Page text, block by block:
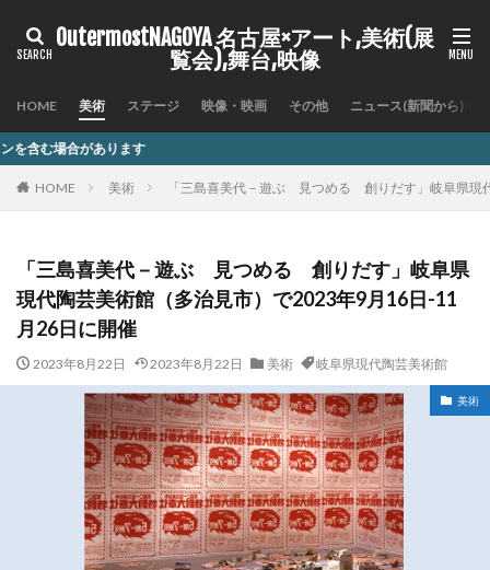
OutermostNAGOYA 名古屋×アート,美術(展
覧会),舞台,映像
HOME 美術 ステージ 映像・映画 その他 ニュース(新聞から)
HOME 美術 「三島喜美代－遊ぶ 見つめる 創りだす」岐阜県現
「三島喜美代－遊ぶ 見つめる 創りだす」岐阜県
現代陶芸美術館（多治見市）で2023年9月16日-11
月26日に開催
2023年8月22日 2023年8月22日 美術 岐阜県現代陶芸美術館
美術